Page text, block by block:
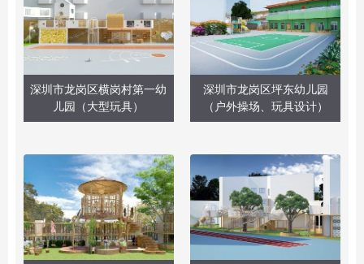
深圳市龙岗区横岗村第一幼
儿园（大型玩具）
深圳市龙岗区坪东幼儿园
（户外操场、玩具设计）